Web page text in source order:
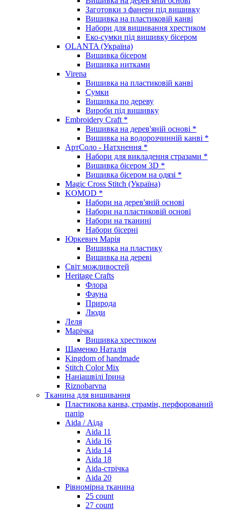
Заготовки з фанери під вишивку
Вишивка на пластиковій канві
Набори для вишивання хрестиком
Еко-сумки під вишивку бісером
OLANTA (Україна)
Вишивка бісером
Вишивка нитками
Virena
Вишивка на пластиковій канві
Сумки
Вишивка по дереву
Вироби під вишивку
Embroidery Craft *
Вишивка на дерев'яній основі *
Вишивка на водорозчинній канві *
АртСоло - Натхнення *
Набори для викладення стразами *
Вишивка бісером 3D *
Вишивка бісером на одязі *
Magic Cross Stitch (Україна)
KOMOD *
Набори на дерев'яній основі
Набори на пластиковій основі
Набори на тканині
Набори бісерні
Юркевич Марія
Вишивка на пластику
Вишивка на дереві
Світ можливостей
Heritage Crafts
Флора
Фауна
Природа
Люди
Леля
Марічка
Вишивка хрестиком
Шаменко Наталія
Kingdom of handmade
Stitch Color Mix
Наніашвілі Ірина
Riznobarvna
Тканина для вишивання
Пластикова канва, страмін, перфорований
папір
Aida / Аіда
Aida 11
Aida 16
Aida 14
Aida 18
Aida-стрічка
Aida 20
Рівномірна тканина
25 count
27 count